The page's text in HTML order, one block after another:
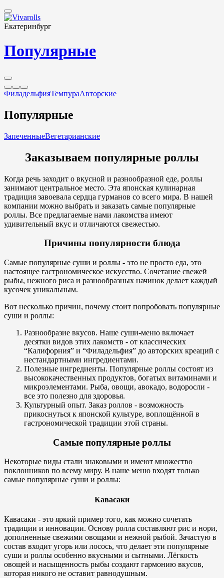
Екатеринбург
Популярные
ФиладельфияТемпураАвторские
Популярные
ЗапеченныеВегетарианские
Заказываем популярные роллы
Когда речь заходит о вкусной и разнообразной еде, роллы
занимают центральное место. Эта японская кулинарная
традиция завоевала сердца гурманов со всего мира. В нашей
компании можно выбрать и заказать самые популярные
роллы. Все предлагаемые нами лакомства имеют
удивительный вкус и отличаются свежестью.
Причины популярности блюда
Самые популярные суши и роллы - это не просто еда, это
настоящее гастрономическое искусство. Сочетание свежей
рыбы, нежного риса и разнообразных начинок делает каждый
кусочек уникальным.
Вот несколько причин, почему стоит попробовать популярные
суши и роллы:
Разнообразие вкусов. Наше суши-меню включает
десятки видов этих лакомств - от классических
“Калифорния” и “Филадельфия” до авторских креаций с
нестандартными ингредиентами.
Полезные ингредиенты. Популярные роллы состоят из
высококачественных продуктов, богатых витаминами и
микроэлементами. Рыба, овощи, авокадо, водоросли -
все это полезно для здоровья.
Культурный опыт. Заказ роллов - возможность
прикоснуться к японской культуре, воплощённой в
гастрономической традиции этой страны.
Самые популярные роллы
Некоторые виды стали знаковыми и имеют множество
поклонников по всему миру. В наше меню входят только
самые популярные суши и роллы:
Кавасаки
Кавасаки - это яркий пример того, как можно сочетать
традиции и инновации. Основу ролла составляют рис и нори,
дополненные свежими овощами и нежной рыбой. Зачастую в
состав входит угорь или лосось, что делает эти популярные
суши и роллы особенно вкусными и сытными. Лёгкость
овощей и насыщенность рыбы создают гармонию вкусов,
которая никого не оставит равнодушным.